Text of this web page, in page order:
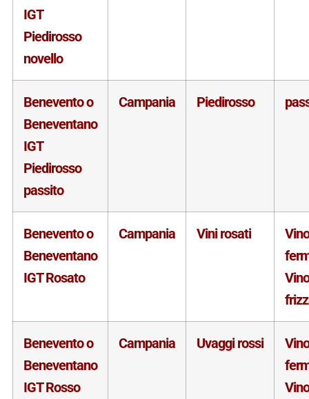
IGT
Piedirosso
novello
Benevento o
Beneventano
IGT
Piedirosso
passito
Campania Piedirosso
Benevento o
Beneventano
IGT Rosato
Campania Vini rosati
Vino
Vino
Benevento o
Beneventano
IGT Rosso
Campania Uvaggi rossi
Vino
Vino